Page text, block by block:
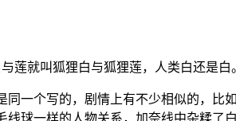
莲就叫狐狸白与狐狸莲，人类白还是白
一个写的，剧情上有不少相似的，比
球一样的人物关系，加奈线中杂糅了